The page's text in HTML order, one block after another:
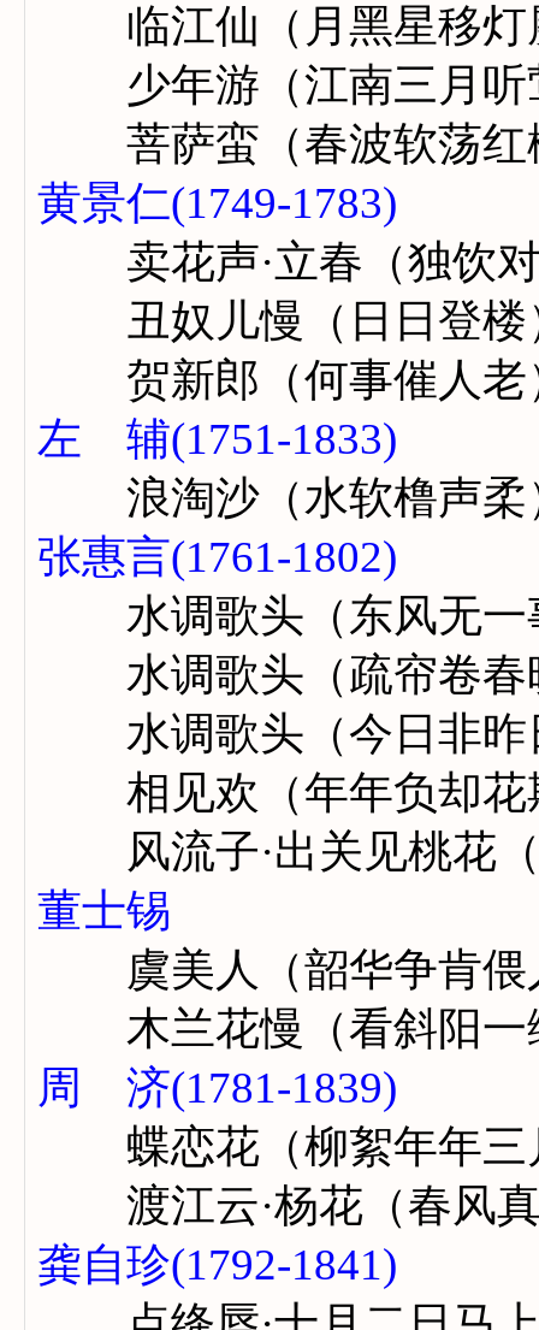
临江仙（月黑星移灯
少年游（江南三月听
菩萨蛮（春波软荡红
黄景仁(1749-1783)
卖花声·立春（独饮
丑奴儿慢（日日登楼
贺新郎（何事催人老
左 辅(1751-1833)
浪淘沙（水软橹声柔
张惠言(1761-1802)
水调歌头（东风无一
水调歌头（疏帘卷春
水调歌头（今日非昨
相见欢（年年负却花
风流子·出关见桃花（
董士锡
虞美人（韶华争肯偎
木兰花慢（看斜阳一
周 济(1781-1839)
蝶恋花（柳絮年年三
渡江云·杨花（春风
龚自珍(1792-1841)